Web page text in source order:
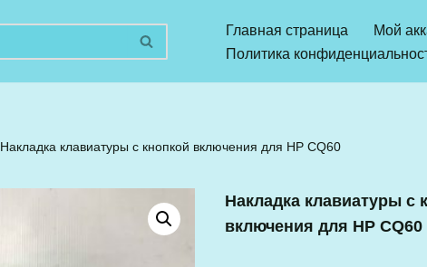
Главная страница Мой
Политика
Накладка клавиатуры с кнопкой включения для HP CQ60
Накладка клавиатуры с
включения для HP CQ60